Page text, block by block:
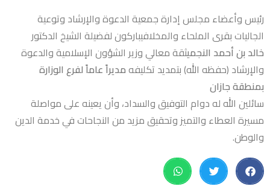
رئيس وأعضاء مجلس إدارة جمعية الدعوة والإرشاد وتوعية
الجاليات بقرى الملحاء والمخلافيباركون لفضيلة الشيخ الدكتور
خالد بن أحمد النجميثقة معالي وزير الشؤون الإسلامية والدعوة
والإرشاد (حفظه الله) بتمديد تكليفهمديراً عاماً لفرع الوزارة
بمنطقة جازان
سائلين الله له دوام التوفيق والسداد، وأن يعينه على مواصلة
مسيرة العطاء والتميز وتحقيق مزيد من النجاحات في خدمة الدين
والوطن.